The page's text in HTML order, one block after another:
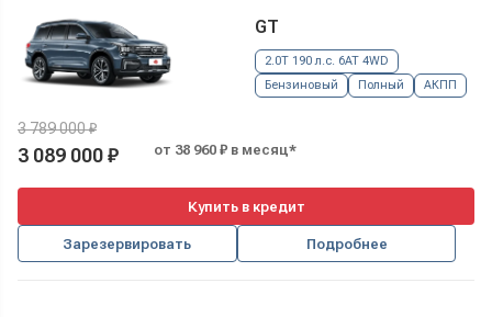
GT
2.0T 190 л.с. 6AT 4WD
Бензиновый
Полный АКПП
3 789 000 ₽
3 089 000 ₽ от 38 960 ₽ в месяц*
Купить в кредит
Зарезервировать Подробнее